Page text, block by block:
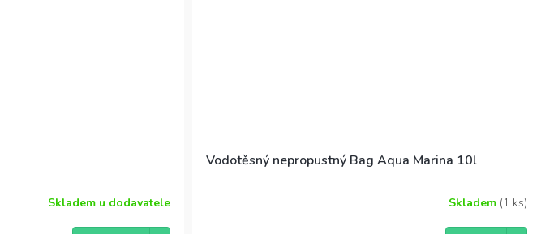
Skladem u dodavatele
Vodotěsný nepropustný Bag Aqua Marina 10l
Skladem (1 ks)